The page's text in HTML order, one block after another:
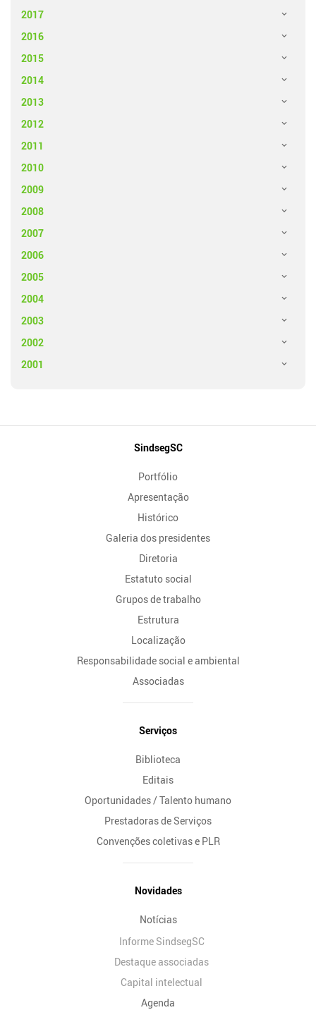
2017
2016
2015
2014
2013
2012
2011
2010
2009
2008
2007
2006
2005
2004
2003
2002
2001
SindsegSC
Portfólio
Apresentação
Histórico
Galeria dos presidentes
Diretoria
Estatuto social
Grupos de trabalho
Estrutura
Localização
Responsabilidade social e ambiental
Associadas
Serviços
Biblioteca
Editais
Oportunidades / Talento humano
Prestadoras de Serviços
Convenções coletivas e PLR
Novidades
Notícias
Informe SindsegSC
Destaque associadas
Capital intelectual
Agenda